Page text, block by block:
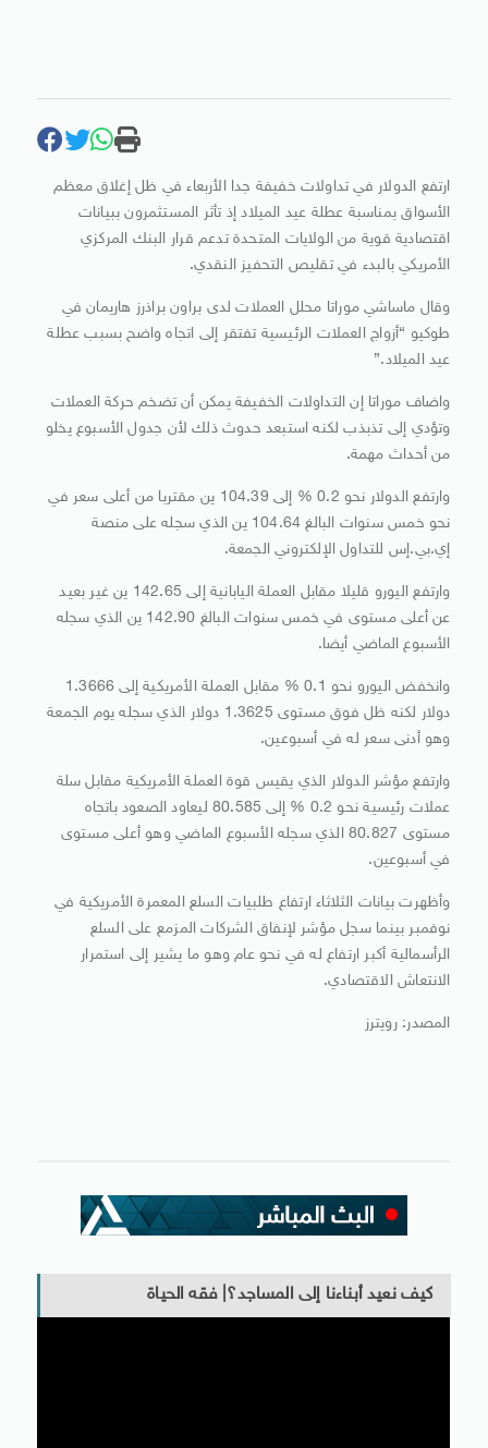
ارتفع الدولار في تداولات خفيفة جدا الأربعاء في ظل إغلاق معظم
الأسواق بمناسبة عطلة عيد الميلاد إذ تأثر المستثمرون ببيانات
اقتصادية قوية من الولايات المتحدة تدعم قرار البنك المركزي
الأمريكي بالبدء في تقليص التحفيز النقدي.
وقال ماساشي موراتا محلل العملات لدى براون براذرز هاريمان في
طوكيو “أزواج العملات الرئيسية تفتقر إلى اتجاه واضح بسبب عطلة
عيد الميلاد.”
واضاف موراتا إن التداولات الخفيفة يمكن أن تضخم حركة العملات
وتؤدي إلى تذبذب لكنه استبعد حدوث ذلك لأن جدول الأسبوع يخلو
من أحداث مهمة.
وارتفع الدولار نحو 0.2 % إلى 104.39 ين مقتربا من أعلى سعر في
نحو خمس سنوات البالغ 104.64 ين الذي سجله على منصة
إي.بي.إس للتداول الإلكتروني الجمعة.
وارتفع اليورو قليلا مقابل العملة اليابانية إلى 142.65 ين غير بعيد
عن أعلى مستوى في خمس سنوات البالغ 142.90 ين الذي سجله
الأسبوع الماضي أيضا.
وانخفض اليورو نحو 0.1 % مقابل العملة الأمريكية إلى 1.3666
دولار لكنه ظل فوق مستوى 1.3625 دولار الذي سجله يوم الجمعة
وهو أدنى سعر له في أسبوعين.
وارتفع مؤشر الدولار الذي يقيس قوة العملة الأمريكية مقابل سلة
عملات رئيسية نحو 0.2 % إلى 80.585 ليعاود الصعود باتجاه
مستوى 80.827 الذي سجله الأسبوع الماضي وهو أعلى مستوى
في أسبوعين.
وأظهرت بيانات الثلاثاء ارتفاع طلبيات السلع المعمرة الأمريكية في
نوفمبر بينما سجل مؤشر لإنفاق الشركات المزمع على السلع
الرأسمالية أكبر ارتفاع له في نحو عام وهو ما يشير إلى استمرار
الانتعاش الاقتصادي.
المصدر: رويترز
كيف نعيد أبناءنا إلى المساجد؟| فقه الحياة